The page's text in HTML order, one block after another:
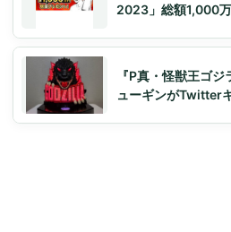
2023」総額1,000
『P真・怪獣王ゴ
ューギンがTwitter